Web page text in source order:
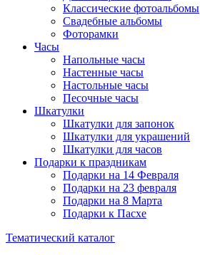
Классические фотоальбомы
Свадебные альбомы
Фоторамки
Часы
Напольные часы
Настенные часы
Настольные часы
Песочные часы
Шкатулки
Шкатулки для запонок
Шкатулки для украшений
Шкатулки для часов
Подарки к праздникам
Подарки на 14 Февраля
Подарки на 23 февраля
Подарки на 8 Марта
Подарки к Пасхе
Тематический каталог